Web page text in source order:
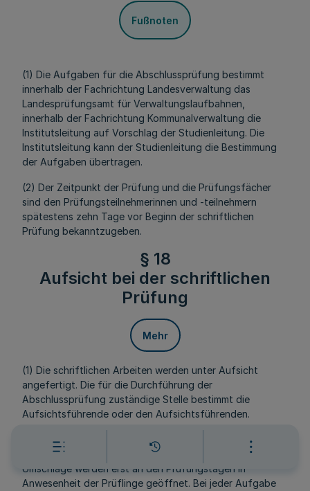
Fußnoten
(1) Die Aufgaben für die Abschlussprüfung bestimmt
innerhalb der Fachrichtung Landesverwaltung das
Landesprüfungsamt für Verwaltungslaufbahnen,
innerhalb der Fachrichtung Kommunalverwaltung die
Institutsleitung auf Vorschlag der Studienleitung. Die
Institutsleitung kann der Studienleitung die Bestimmung
der Aufgaben übertragen.
(2) Der Zeitpunkt der Prüfung und die Prüfungsfächer
sind den Prüfungsteilnehmerinnen und -teilnehmern
spätestens zehn Tage vor Beginn der schriftlichen
Prüfung bekanntzugeben.
§ 18
Aufsicht bei der schriftlichen
Prüfung
Mehr
(1) Die schriftlichen Arbeiten werden unter Aufsicht
angefertigt. Die für die Durchführung der
Abschlussprüfung zuständige Stelle bestimmt die
Aufsichtsführende oder den Aufsichtsführenden.
(2) Die schriftlichen Aufgaben sind getrennt in
verschlossenen Umschlägen aufzubewahren. Die
Umschläge werden erst an den Prüfungstagen in
Anwesenheit der Prüflinge geöffnet. Bei jeder Aufgabe